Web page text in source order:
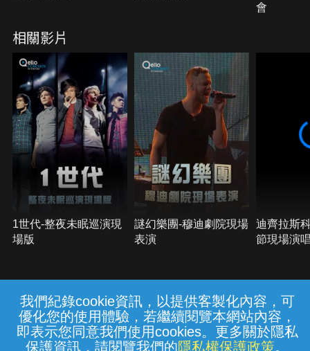
我們紀錄cookie資訊，以提供客製化內容，可
優化您的使用體驗，若繼續閱覽本網站內容，
即表示您同意我們使用cookies。更多關於隱私
保護資訊，請閱覽我們的隱私權保護政策。
會
相關影片
1世代-整夜未眠巡演現
場版
謎幻樂團-穆迪劇院現場
表演
迪齊拉斯
節現場演
常見問題 線上客服 服務條款 隱私權保護
{{notifyMsg}}